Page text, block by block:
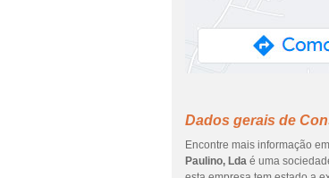
Dados gerais de
Encontre mais informação
Paulino, Lda é uma